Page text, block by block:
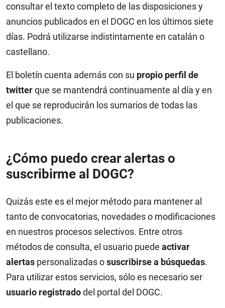
consultar el texto completo de las disposiciones y
anuncios publicados en el DOGC en los últimos siete
días. Podrá utilizarse indistintamente en catalán o
castellano.
El boletín cuenta además con su propio perfil de
twitterque se mantendrá continuamente al día y en
el que se reproducirán los sumarios de todas las
publicaciones.
¿Cómo puedo crear alertas o
suscribirme al DOGC?
Quizás este es el mejor método para mantener al
tanto de convocatorias, novedades o modificaciones
en nuestros procesos selectivos. Entre otros
métodos de consulta, el usuario puede activar
alertas personalizadas osuscribirse a búsquedas.
Para utilizar estos servicios, sólo es necesario ser
usuario registradodel portal del DOGC.